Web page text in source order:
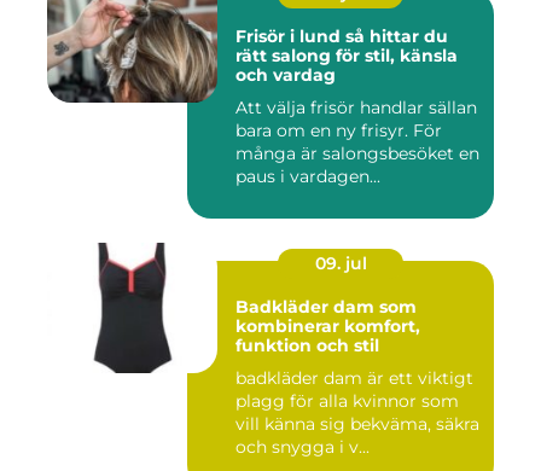
Frisör i lund så hittar du
rätt salong för stil, känsla
och vardag
Att välja frisör handlar sällan
bara om en ny frisyr. För
många är salongsbesöket en
paus i vardagen...
09. jul
Badkläder dam som
kombinerar komfort,
funktion och stil
badkläder dam är ett viktigt
plagg för alla kvinnor som
vill känna sig bekväma, säkra
och snygga i v...